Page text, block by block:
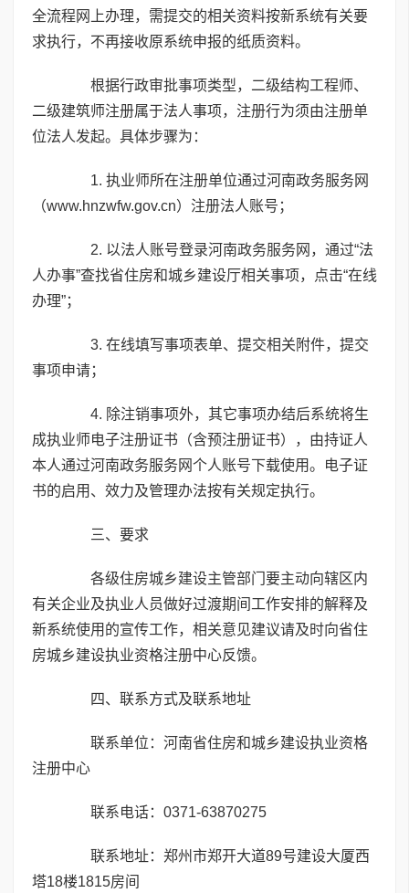
全流程网上办理，需提交的相关资料按新系统有关要
求执行，不再接收原系统申报的纸质资料。
根据行政审批事项类型，二级结构工程师、
二级建筑师注册属于法人事项，注册行为须由注册单
位法人发起。具体步骤为：
1. 执业师所在注册单位通过河南政务服务网
（www.hnzwfw.gov.cn）注册法人账号；
2. 以法人账号登录河南政务服务网，通过“法
人办事”查找省住房和城乡建设厅相关事项，点击“在线
办理”；
3. 在线填写事项表单、提交相关附件，提交
事项申请；
4. 除注销事项外，其它事项办结后系统将生
成执业师电子注册证书（含预注册证书），由持证人
本人通过河南政务服务网个人账号下载使用。电子证
书的启用、效力及管理办法按有关规定执行。
三、要求
各级住房城乡建设主管部门要主动向辖区内
有关企业及执业人员做好过渡期间工作安排的解释及
新系统使用的宣传工作，相关意见建议请及时向省住
房城乡建设执业资格注册中心反馈。
四、联系方式及联系地址
联系单位：河南省住房和城乡建设执业资格
注册中心
联系电话：0371-63870275
联系地址：郑州市郑开大道89号建设大厦西
塔18楼1815房间